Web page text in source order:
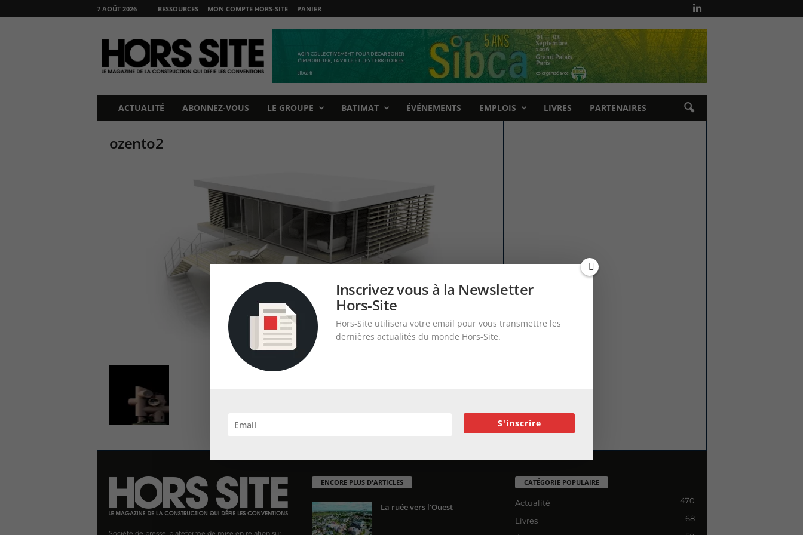
7 AOÛT 2026 RESSOURCES MON COMPTE HORS-SITE PANIER
O
ACTUALITÉ ABONNEZ-VOUS LE GROUPE BATIMAT ÉVÉNEMENTS EMPLOIS LIVRES PARTENAIRES
ozento2
ENCORE PLUS D'ARTICLES
La ruée vers l’Ouest
CATÉGORIE POPULAIRE
Actualité 470
Livres 68
Inscrivez vous à la Newsletter
Hors-Site
Hors-Site utilisera votre email pour vous transmettre les
dernières actualités du monde Hors-Site.
S'inscrire